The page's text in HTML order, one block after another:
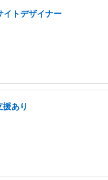
イトデザイナー
あり